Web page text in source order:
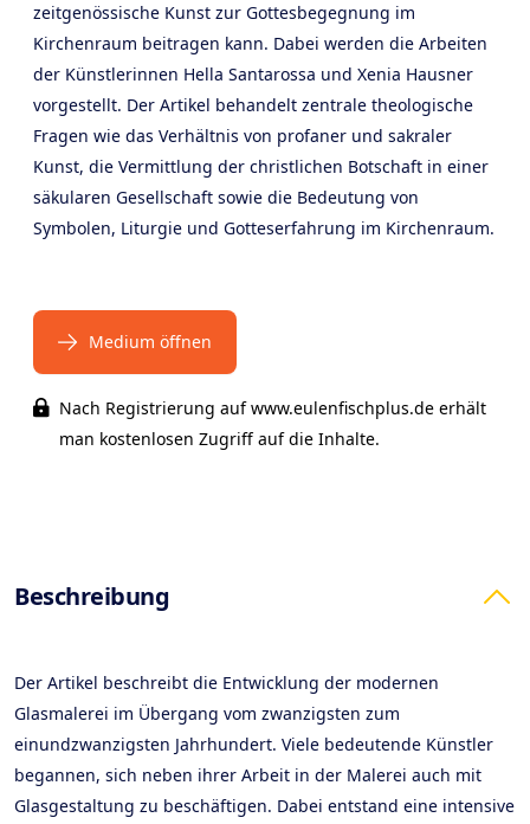
zeitgenössische Kunst zur Gottesbegegnung im
Kirchenraum beitragen kann. Dabei werden die Arbeiten
der Künstlerinnen Hella Santarossa und Xenia Hausner
vorgestellt. Der Artikel behandelt zentrale theologische
Fragen wie das Verhältnis von profaner und sakraler
Kunst, die Vermittlung der christlichen Botschaft in einer
säkularen Gesellschaft sowie die Bedeutung von
Symbolen, Liturgie und Gotteserfahrung im Kirchenraum.
Medium öffnen
Nach Registrierung auf www.eulenfischplus.de erhält
man kostenlosen Zugriff auf die Inhalte.
Products
Beschreibung
Der Artikel beschreibt die Entwicklung der modernen
Glasmalerei im Übergang vom zwanzigsten zum
einundzwanzigsten Jahrhundert. Viele bedeutende Künstler
begannen, sich neben ihrer Arbeit in der Malerei auch mit
Glasgestaltung zu beschäftigen. Dabei entstand eine intensive